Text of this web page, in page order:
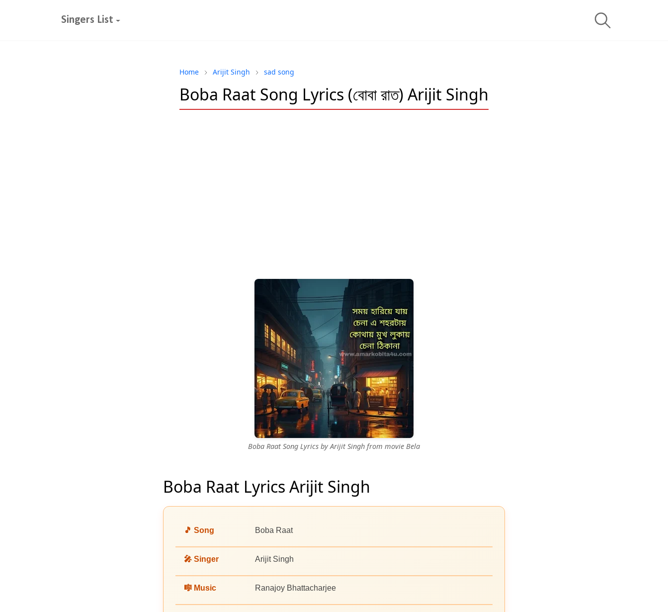
Singers List
Home Arijit Singh sad song
Boba Raat Song Lyrics (বোবা রাত) Arijit Singh
Boba Raat Song Lyrics by Arijit Singh from movie Bela
Boba Raat Lyrics Arijit Singh
🎵 Song Boba Raat
🎤 Singer Arijit Singh
🎼 Music Ranajoy Bhattacharjee